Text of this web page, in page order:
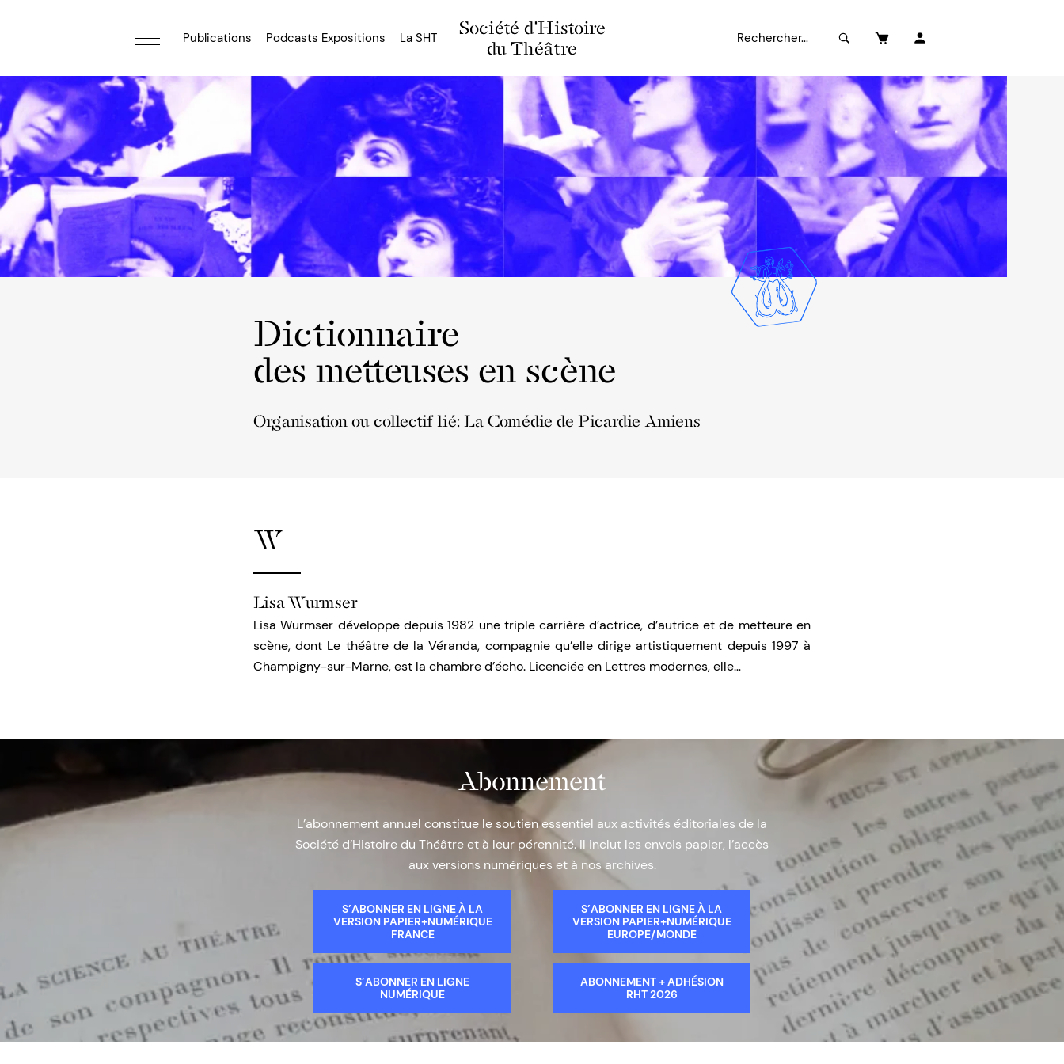
Société d'Histoire
du Théâtre
Publications Podcasts Expositions La SHT
Dictionnaire
des metteuses en scène
Organisation ou collectif lié: La Comédie de Picardie Amiens
W
Lisa Wurmser
Lisa Wurmser développe depuis 1982 une triple carrière d’actrice, d’autrice et de metteure en
scène, dont Le théâtre de la Véranda, compagnie qu’elle dirige artistiquement depuis 1997 à
Champigny-sur-Marne, est la chambre d’écho. Licenciée en Lettres modernes, elle…
Abonnement
L’abonnement annuel constitue le soutien essentiel aux activités éditoriales de la
Société d’Histoire du Théâtre et à leur pérennité. Il inclut les envois papier, l’accès
aux versions numériques et à nos archives.
S’ABONNER EN LIGNE À LA
VERSION PAPIER+NUMÉRIQUE
FRANCE
S’ABONNER EN LIGNE À LA
VERSION PAPIER+NUMÉRIQUE
EUROPE/MONDE
S’ABONNER EN LIGNE
NUMÉRIQUE
ABONNEMENT + ADHÉSION
RHT 2026